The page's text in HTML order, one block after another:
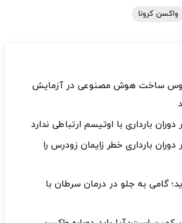
واکسن کرونا
ساخت هوش مصنوعی در آزمایش
بارداری با اوتیسم ارتباطی ندارد
بارداری خطر زایمان زودرس را
گامی به جلو در درمان سرطان با